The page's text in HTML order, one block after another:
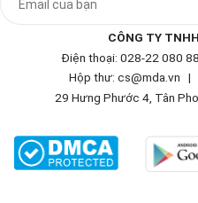
CÔNG TY
Điện thoại: 028-22 080
Hộp thư: cs@mda.vn |
29 Hưng Phước 4, Tân